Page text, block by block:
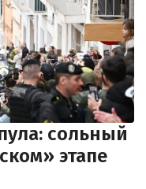
сольный
этапе